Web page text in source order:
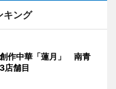
キング
作中華「蓮月」 南青
店舗目